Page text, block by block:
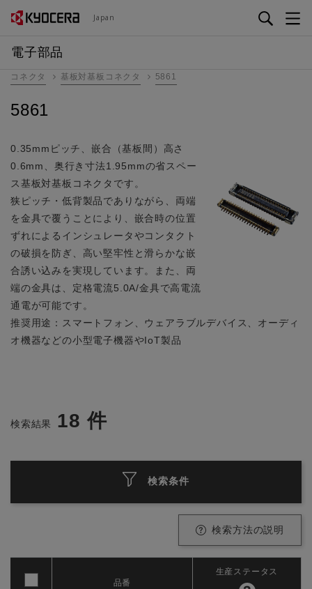
Japan
電子部品
コネクタ 基板対基板コネクタ 5861
5861
0.35mmピッチ、嵌合（基板間）高さ
0.6mm、奥行き寸法1.95mmの省スペー
ス基板対基板コネクタです。
狭ピッチ・低背製品でありながら、両端
を金具で覆うことにより、嵌合時の位置
ずれによるインシュレータやコンタクト
の破損を防ぎ、高い堅牢性と滑らかな嵌
合誘い込みを実現しています。また、両
端の金具は、定格電流5.0A/金具で高電流
通電が可能です。
推奨用途：スマートフォン、ウェアラブルデバイス、オーディ
オ機器などの小型電子機器やIoT製品
検索結果 18 件
検索条件
検索方法の説明
品番
生産ステータス